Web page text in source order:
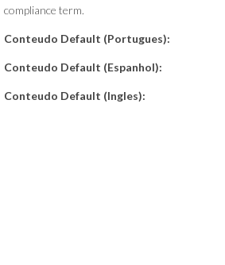
compliance term.
Conteudo Default (Portugues):
Conteudo Default (Espanhol):
Conteudo Default (Ingles):